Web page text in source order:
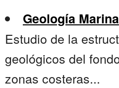
Geología Marina
Estudio de la
geológicos del
zonas costeras...